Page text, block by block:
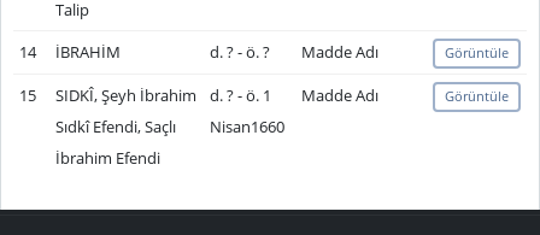
Talip
14 İBRAHİM d. ? - ö. ? Madde Adı Görüntüle
15
SIDKÎ, Şeyh İbrahim
Sıdkî Efendi, Saçlı
İbrahim Efendi
d. ? - ö. 1
Nisan1660
Madde Adı Görüntüle